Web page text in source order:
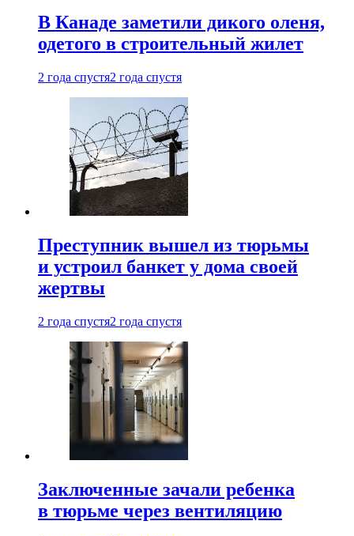
В Канаде заметили дикого оленя,
одетого в строительный жилет
2 года спустя2 года спустя
Преступник вышел из тюрьмы
и устроил банкет у дома своей
жертвы
2 года спустя2 года спустя
Заключенные зачали ребенка
в тюрьме через вентиляцию